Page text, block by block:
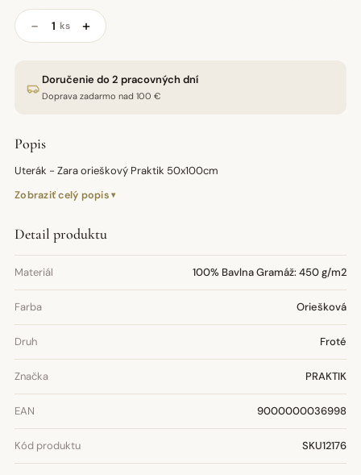
− ks +
Doručenie do 2 pracovných dní
Doprava zadarmo nad 100 €
Popis
Uterák - Zara orieškový Praktik 50x100cm
Zobraziť celý popis
Detail produktu
Materiál 100% Bavlna Gramáž: 450 g/m2
Farba Oriešková
Druh Froté
Značka PRAKTIK
EAN 9000000036998
Kód produktu SKU12176